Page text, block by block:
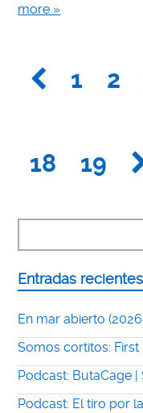
more »
1 2
18
19
Entradas recientes
En mar abierto
Somos cortitos: First
Podcast: ButaCage
Podcast: El tiro por